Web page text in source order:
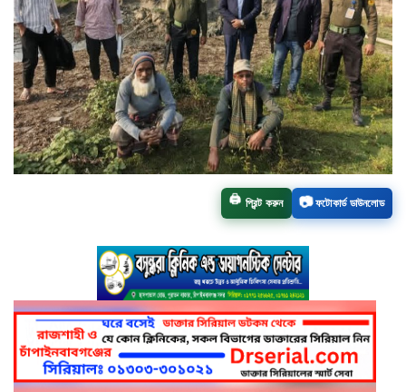
আমাদের সম্পর্কে
চাঁপাইনবাবগঞ্জ সদর
রাজশাহী বিভাগ
নাচোল
নওগাঁ
রংপুর
🖨️ প্রিন্ট করুন 📷 ফটোকার্ড ডাউনলোড